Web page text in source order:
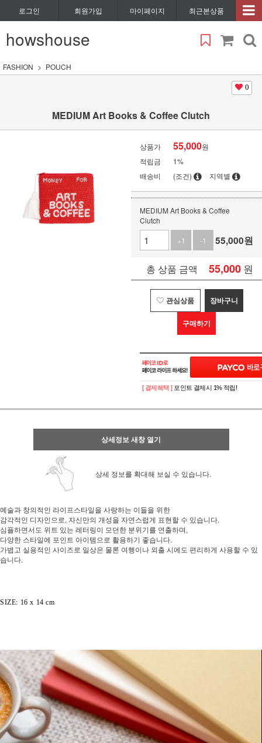
로그인 회원가입 마이페이지 최근본상품
howshouse
FASHION POUCH
0
MEDIUM Art Books & Coffee Clutch
상품가 55,000원
적립금
1%
배송비
(조건) 지역별
MEDIUM Art Books & Coffee
Clutch
+1
-1 55,000원
총 상품 금액 55,000 원
관심상품 장바구니
구매하기
페이코 ID로 페
[ 결제혜택 ] 포인트 결제시 1% 적립!
상세정보 새창 열기
상세 정보를 확대해 보실 수 있습니다.
예술과 창의적인 라이프스타일을 사랑하는 이들을 위한
감각적인 디자인으로, 자신만의 개성을 자연스럽게 표현할 수 있습니다.
심플하면서도 위트 있는 레터링이 모던한 분위기를 연출하며,
다양한 스타일에 포인트 아이템으로 활용하기 좋습니다.
가볍고 실용적인 사이즈로 일상은 물론 여행이나 외출 시에도 편리하게 사용할 수 있
습니다.
SIZE: 16 x 14 cm